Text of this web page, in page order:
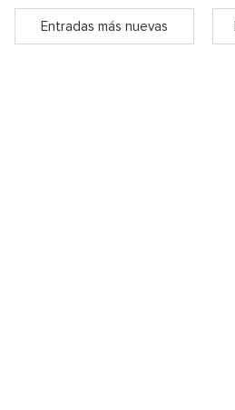
Entradas más nuevas